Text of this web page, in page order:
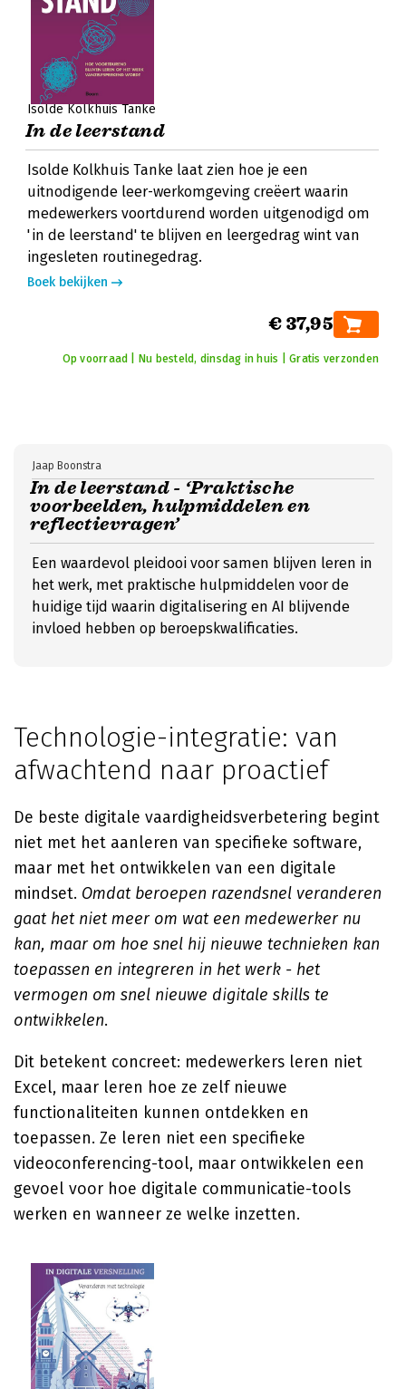
Isolde Kolkhuis Tanke
In de leerstand
Isolde Kolkhuis Tanke laat zien hoe je een
uitnodigende leer-werkomgeving creëert waarin
medewerkers voortdurend worden uitgenodigd om
'in de leerstand' te blijven en leergedrag wint van
ingesleten routinegedrag.
Boek bekijken
€ 37,95
Op voorraad | Nu besteld, dinsdag in huis | Gratis verzonden
In de leerstand - ‘Praktische
voorbeelden, hulpmiddelen en
reflectievragen’
Jaap Boonstra
Een waardevol pleidooi voor samen blijven leren in
het werk, met praktische hulpmiddelen voor de
huidige tijd waarin digitalisering en AI blijvende
invloed hebben op beroepskwalificaties.
Technologie-integratie: van
afwachtend naar proactief
De beste digitale vaardigheidsverbetering begint
niet met het aanleren van specifieke software,
maar met het ontwikkelen van een digitale
mindset. Omdat beroepen razendsnel veranderen
gaat het niet meer om wat een medewerker nu
kan, maar om hoe snel hij nieuwe technieken kan
toepassen en integreren in het werk - het
vermogen om snel nieuwe digitale skills te
ontwikkelen.
Dit betekent concreet: medewerkers leren niet
Excel, maar leren hoe ze zelf nieuwe
functionaliteiten kunnen ontdekken en
toepassen. Ze leren niet een specifieke
videoconferencing-tool, maar ontwikkelen een
gevoel voor hoe digitale communicatie-tools
werken en wanneer ze welke inzetten.